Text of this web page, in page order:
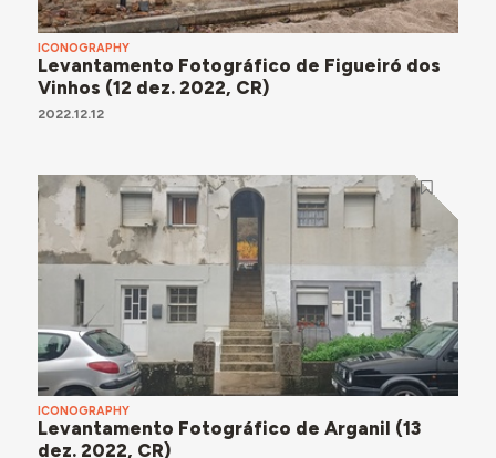
ICONOGRAPHY
Levantamento Fotográfico de Figueiró dos
Vinhos (12 dez. 2022, CR)
2022.12.12
ICONOGRAPHY
Levantamento Fotográfico de Arganil (13
dez. 2022, CR)